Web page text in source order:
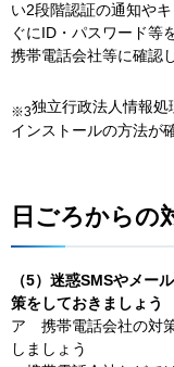
い2段階認証の通知や
ぐにID・パスワード等
携帯電話会社等に確認
※3独立行政法人情報処
インストールの方法が
日ごろからの
（5）迷惑SMSやメー
策をしておきましょう
ア
携帯電話会社の対
しましょう